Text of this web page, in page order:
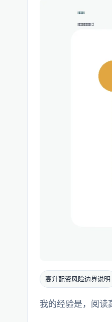
高升配资风险边界说明
我的经验是，阅读